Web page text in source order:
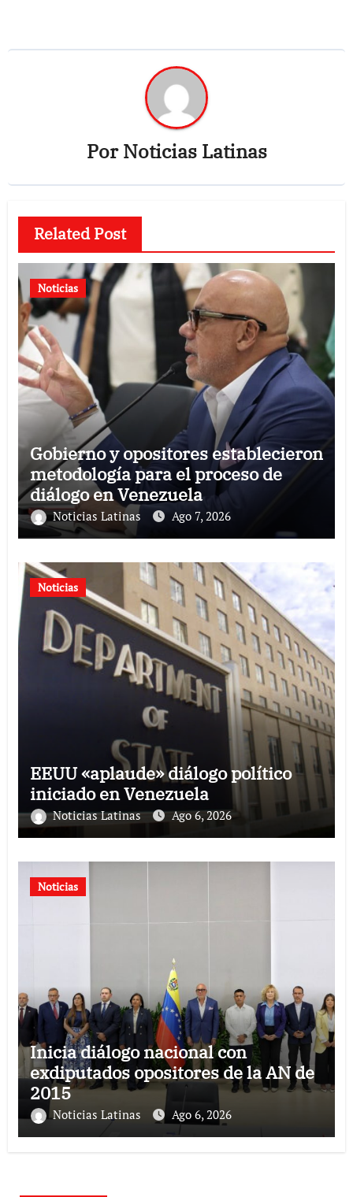
PorNoticias Latinas
Related Post
Noticias
Gobierno y opositores establecieron
metodología para el proceso de
diálogo en Venezuela
Noticias Latinas Ago 7, 2026
Noticias
EEUU «aplaude» diálogo político
iniciado en Venezuela
Noticias Latinas Ago 6, 2026
Noticias
Inicia diálogo nacional con
exdiputados opositores de la AN de
2015
Noticias Latinas Ago 6, 2026